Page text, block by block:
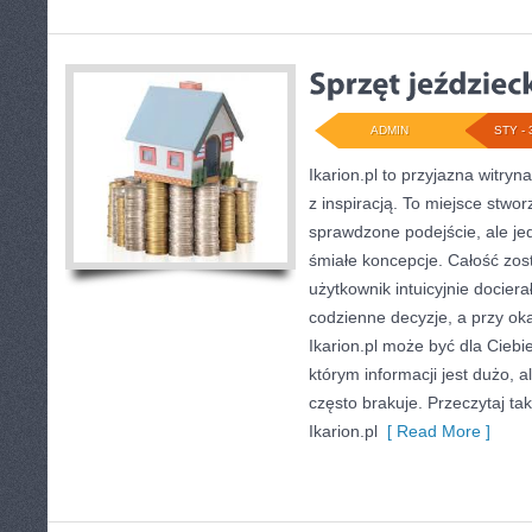
STY -
ADMIN
Ikarion.pl to przyjazna
z inspiracją. To miejsce
sprawdzone podejście, ale
śmiałe koncepcje. Całość
użytkownik intuicyjnie
codzienne decyzje, a przy
Ikarion.pl może być dla
którym informacji jest dużo,
często brakuje. Przeczytaj
Ikarion.pl [ Read More ]